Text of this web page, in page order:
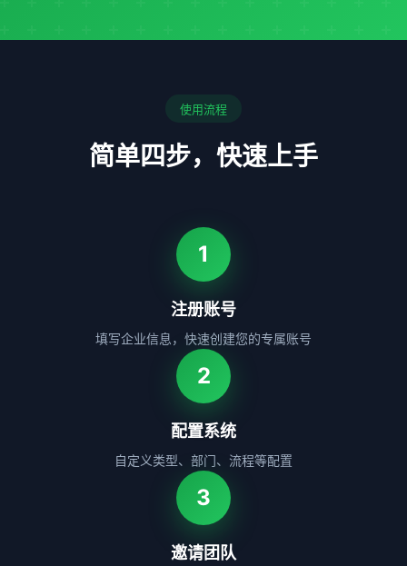
使用流程
简单四步，快速上手
1
注册账号
填写企业信息，快速创建您的专属账号
2
配置系统
自定义类型、部门、流程等配置
3
邀请团队